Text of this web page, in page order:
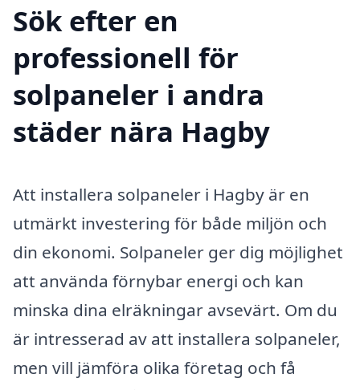
Sök efter en
professionell för
solpaneler i andra
städer nära Hagby
Att installera solpaneler i Hagby är en
utmärkt investering för både miljön och
din ekonomi. Solpaneler ger dig möjlighet
att använda förnybar energi och kan
minska dina elräkningar avsevärt. Om du
är intresserad av att installera solpaneler,
men vill jämföra olika företag och få